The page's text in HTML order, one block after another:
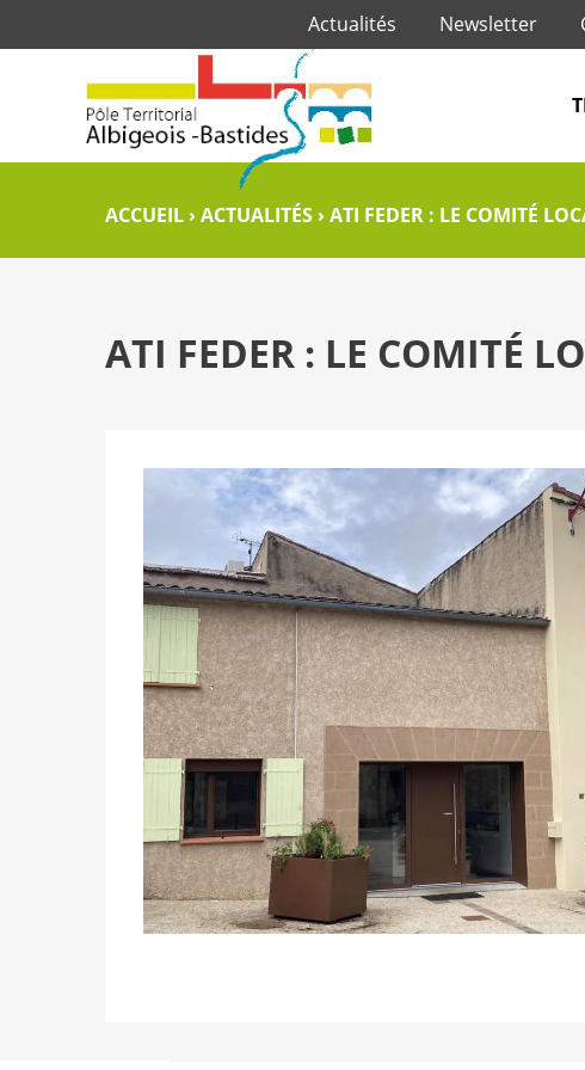
Actualités Newsletter
ACCUEIL ›ACTUALITÉS ›ATI FEDER : LE COMITÉ
ATI FEDER : LE COMITÉ